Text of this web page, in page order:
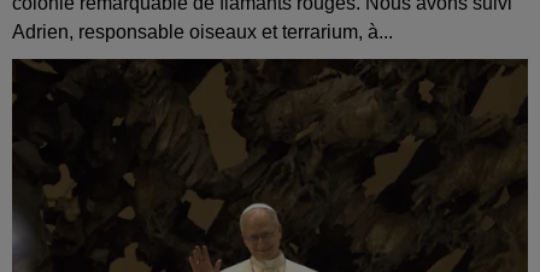
Adrien, responsable oiseaux et terrarium, à...